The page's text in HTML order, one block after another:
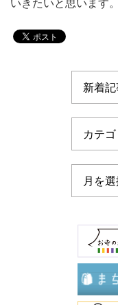
いきたいと思います。